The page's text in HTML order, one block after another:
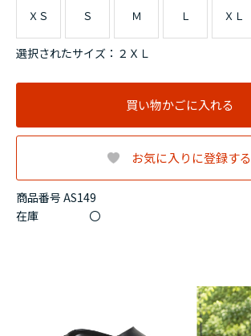
商品番号 AS149
在庫 〇
ＸＳ Ｓ Ｍ Ｌ ＸＬ
選択されたサイズ：２ＸＬ
買い物かごに入れる
お気に入りに登録する